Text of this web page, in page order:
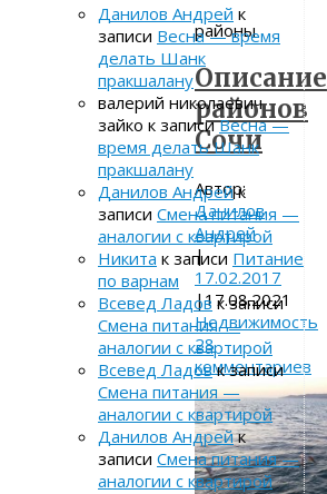
районы
Описание
районов
Сочи
Автор:
Данилов
Андрей
|
17.02.2017
|17.08.2021
Недвижимость
28
комментариев
Данилов Андрей к
записи Весна — время
делать Шанк
пракшалану
валерий николаевич
зайко к записиВесна —
время делать Шанк
пракшалану
Данилов Андрейк
записи Смена питания —
аналогии с квартирой
Никита к записи Питание
по варнам
Всевед Ладов к записи
Смена питания —
аналогии с квартирой
Всевед Ладовк записи
Смена питания —
аналогии с квартирой
Данилов Андрейк
записи Смена питания —
аналогии с квартирой